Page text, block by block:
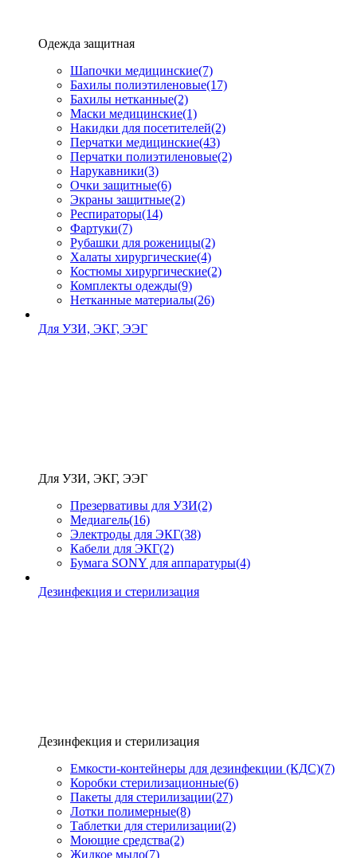
Одежда защитная
Шапочки медицинские(7)
Бахилы полиэтиленовые(17)
Бахилы нетканные(2)
Маски медицинские(1)
Накидки для посетителей(2)
Перчатки медицинские(43)
Перчатки полиэтиленовые(2)
Нарукавники(3)
Очки защитные(6)
Экраны защитные(2)
Рeспираторы(14)
Фартуки(7)
Рубашки для роженицы(2)
Халаты хирургические(4)
Костюмы хирургические(2)
Комплекты одежды(9)
Нетканные материалы(26)
Для УЗИ, ЭКГ, ЭЭГ
Для УЗИ, ЭКГ, ЭЭГ
Презервативы для УЗИ(2)
Медиагель(16)
Электроды для ЭКГ(38)
Кабели для ЭКГ(2)
Бумага SONY для аппаратуры(4)
Дезинфекция и стерилизация
Дезинфекция и стерилизация
Емкости-контейнеры для дезинфекции (КДС)(7)
Коробки стерилизационные(6)
Пакеты для стерилизации(27)
Лотки полимерные(8)
Таблетки для стерилизации(2)
Моющие средства(2)
Жидкое мыло(7)